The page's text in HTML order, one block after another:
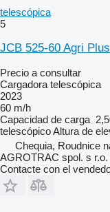
telescópica
5
JCB 525-60 Agri Plus
Precio a consultar
Cargadora telescópica
2023
60 m/h
Capacidad de carga
telescópicoAltura de
Chequia, Roudnice
AGROTRAC spol. s r.o.
Contacte con el